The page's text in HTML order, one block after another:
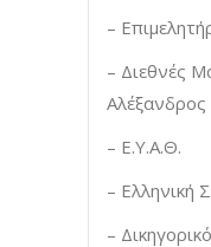
–
– Διεθνές
Αλέξανδρος
– Ε.Υ.Α.Θ.
– Ελληνική
–